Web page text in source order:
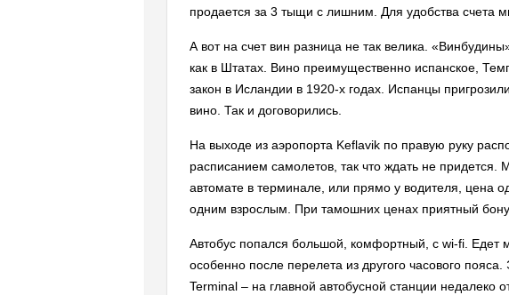
продается за 3 тыщи с лишним. Для удобства счета
А вот на счет вин разница не так велика.
как в Штатах. Вино преимущественно испанское,
закон в Исландии в 1920-х годах. Испанцы
вино. Так и договорились.
На выходе из аэропорта Keflavik по правую руку
расписанием самолетов, так что ждать не
автомате в терминале, или прямо у водителя, цена
одним взрослым. При тамошних ценах приятный
Автобус попался большой, комфортный, с wi-fi. Едет
особенно после перелета из другого часового
Terminal – на главной автобусной станции недалеко